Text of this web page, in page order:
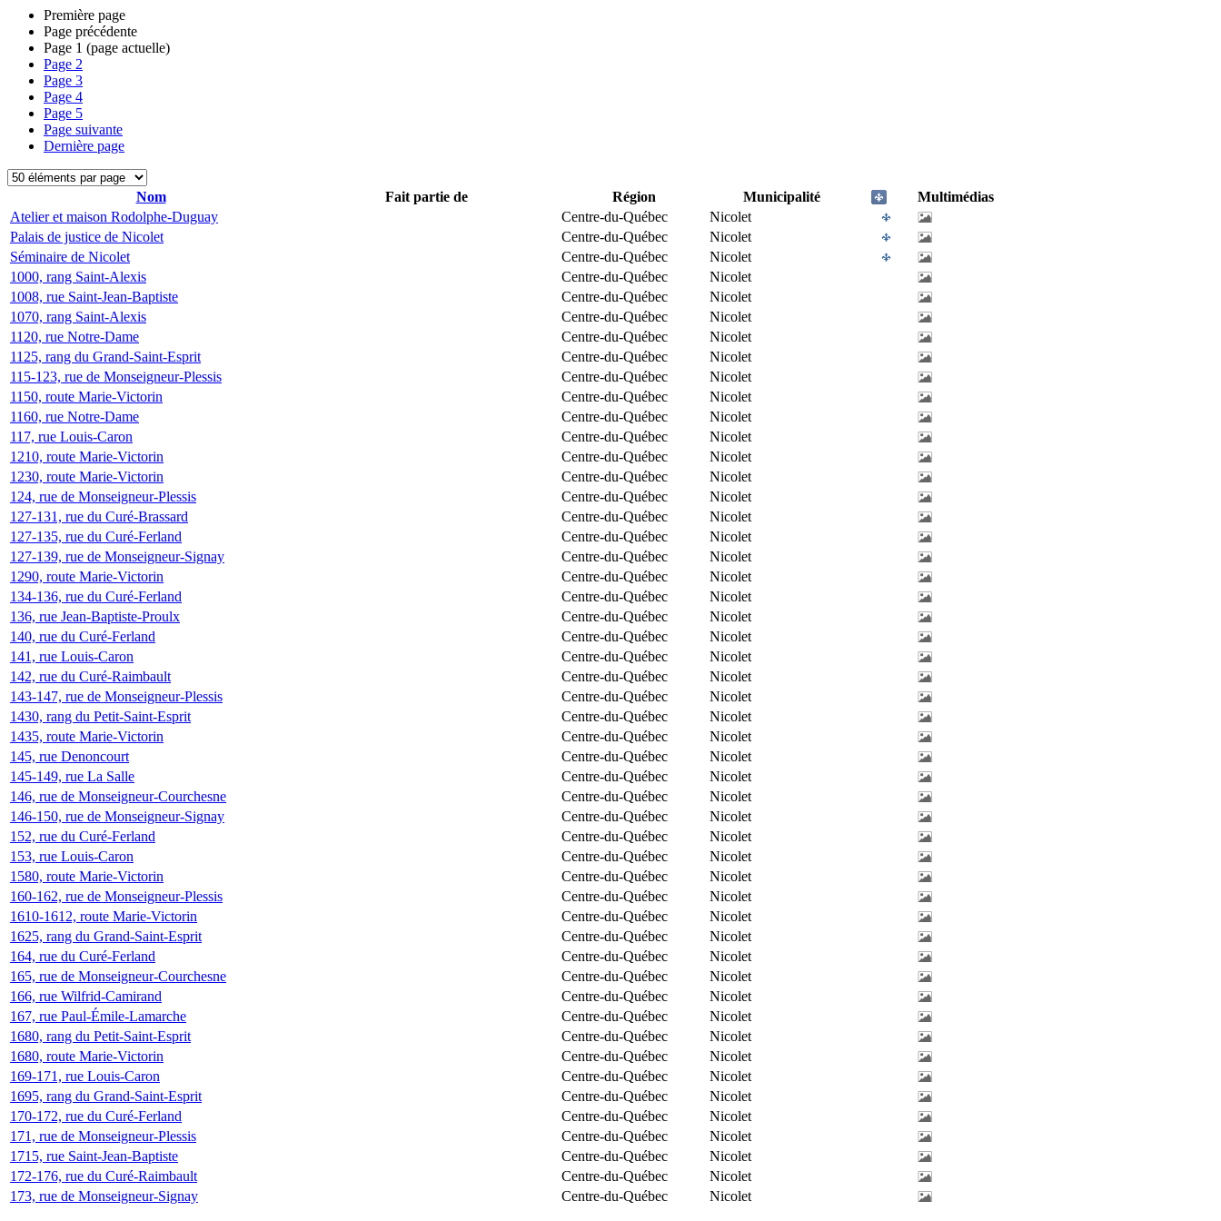
Première page
Page précédente
Page 1 (page actuelle)
Page 2
Page 3
Page 4
Page 5
Page suivante
Dernière page
Nom Fait partie de Région Municipalité
Multimédias
Atelier et maison Rodolphe-Duguay
Centre-du-Québec
Nicolet
Palais de justice de Nicolet
Centre-du-Québec
Nicolet
Séminaire de Nicolet
Centre-du-Québec
Nicolet
1000, rang Saint-Alexis
Centre-du-Québec
Nicolet
1008, rue Saint-Jean-Baptiste
Centre-du-Québec
Nicolet
1070, rang Saint-Alexis
Centre-du-Québec
Nicolet
1120, rue Notre-Dame
Centre-du-Québec
Nicolet
1125, rang du Grand-Saint-Esprit
Centre-du-Québec
Nicolet
115-123, rue de Monseigneur-Plessis
Centre-du-Québec
Nicolet
1150, route Marie-Victorin
Centre-du-Québec
Nicolet
1160, rue Notre-Dame
Centre-du-Québec
Nicolet
117, rue Louis-Caron
Centre-du-Québec
Nicolet
1210, route Marie-Victorin
Centre-du-Québec
Nicolet
1230, route Marie-Victorin
Centre-du-Québec
Nicolet
124, rue de Monseigneur-Plessis
Centre-du-Québec
Nicolet
127-131, rue du Curé-Brassard
Centre-du-Québec
Nicolet
127-135, rue du Curé-Ferland
Centre-du-Québec
Nicolet
127-139, rue de Monseigneur-Signay
Centre-du-Québec
Nicolet
1290, route Marie-Victorin
Centre-du-Québec
Nicolet
134-136, rue du Curé-Ferland
Centre-du-Québec
Nicolet
136, rue Jean-Baptiste-Proulx
Centre-du-Québec
Nicolet
140, rue du Curé-Ferland
Centre-du-Québec
Nicolet
141, rue Louis-Caron
Centre-du-Québec
Nicolet
142, rue du Curé-Raimbault
Centre-du-Québec
Nicolet
143-147, rue de Monseigneur-Plessis
Centre-du-Québec
Nicolet
1430, rang du Petit-Saint-Esprit
Centre-du-Québec
Nicolet
1435, route Marie-Victorin
Centre-du-Québec
Nicolet
145, rue Denoncourt
Centre-du-Québec
Nicolet
145-149, rue La Salle
Centre-du-Québec
Nicolet
146, rue de Monseigneur-Courchesne
Centre-du-Québec
Nicolet
146-150, rue de Monseigneur-Signay
Centre-du-Québec
Nicolet
152, rue du Curé-Ferland
Centre-du-Québec
Nicolet
153, rue Louis-Caron
Centre-du-Québec
Nicolet
1580, route Marie-Victorin
Centre-du-Québec
Nicolet
160-162, rue de Monseigneur-Plessis
Centre-du-Québec
Nicolet
1610-1612, route Marie-Victorin
Centre-du-Québec
Nicolet
1625, rang du Grand-Saint-Esprit
Centre-du-Québec
Nicolet
164, rue du Curé-Ferland
Centre-du-Québec
Nicolet
165, rue de Monseigneur-Courchesne
Centre-du-Québec
Nicolet
166, rue Wilfrid-Camirand
Centre-du-Québec
Nicolet
167, rue Paul-Émile-Lamarche
Centre-du-Québec
Nicolet
1680, rang du Petit-Saint-Esprit
Centre-du-Québec
Nicolet
1680, route Marie-Victorin
Centre-du-Québec
Nicolet
169-171, rue Louis-Caron
Centre-du-Québec
Nicolet
1695, rang du Grand-Saint-Esprit
Centre-du-Québec
Nicolet
170-172, rue du Curé-Ferland
Centre-du-Québec
Nicolet
171, rue de Monseigneur-Plessis
Centre-du-Québec
Nicolet
1715, rue Saint-Jean-Baptiste
Centre-du-Québec
Nicolet
172-176, rue du Curé-Raimbault
Centre-du-Québec
Nicolet
173, rue de Monseigneur-Signay
Centre-du-Québec Nicolet